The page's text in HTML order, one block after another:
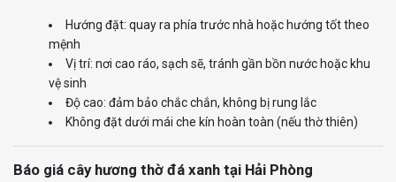
Hướng đặt: quay ra phía trước nhà hoặc hướng tốt theo
mệnh
Vị trí: nơi cao ráo, sạch sẽ, tránh gần bồn nước hoặc khu
vệ sinh
Độ cao: đảm bảo chắc chắn, không bị rung lắc
Không đặt dưới mái che kín hoàn toàn (nếu thờ thiên)
Báo giá cây hương thờ đá xanh tại Hải Phòng